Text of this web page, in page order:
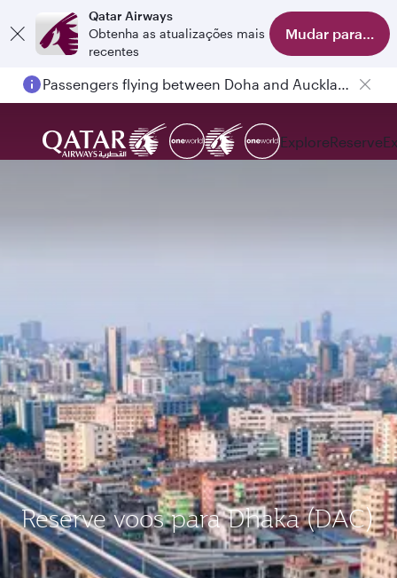
Qatar Airways
Obtenha as atualizações mais
recentes
Mudar para o
Passengers flying between Doha and Auckland on QR914 and QR915
ExploreReserve
Reserve voos para Dhaka (DAC)